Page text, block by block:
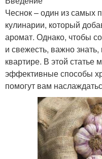
Чеснок – один из самых
кулинарии, который
аромат. Однако, чтобы
и свежесть, важно
квартире. В этой
эффективные способы
помогут вам